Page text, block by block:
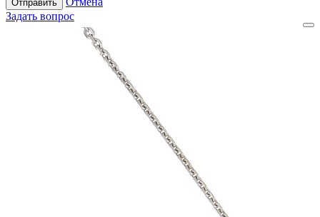
Отправить
Задать вопрос